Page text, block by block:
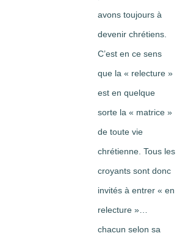
avons toujours à
devenir chrétiens.
C’est en ce sens
que la « relecture »
est en quelque
sorte la « matrice »
de toute vie
chrétienne. Tous les
croyants sont donc
invités à entrer « en
relecture »…
chacun selon sa